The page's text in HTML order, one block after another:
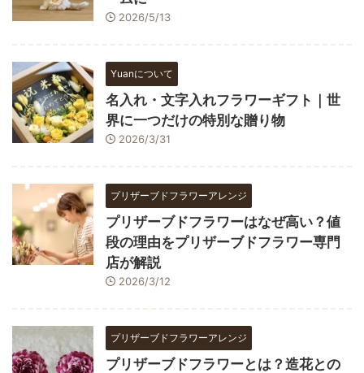
2026/5/13
Yuanについて
名入れ・文字入れフラワーギフト｜世
界に一つだけの特別な贈り物
2026/3/31
プリザーブドフラワーアレンジ
プリザーブドフラワーはなぜ高い？値
段の理由をプリザーブドフラワー専門
店が解説
2026/3/12
プリザーブドフラワーアレンジ
プリザーブドフラワーとは？造花との